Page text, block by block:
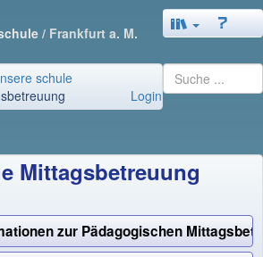
/ Frankfurt a. M.
schule
Login
Mittagsbetreuung
zur Pädagogischen